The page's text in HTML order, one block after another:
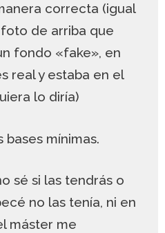
correcta (igual
de arriba que
fondo «fake», en
real y estaba en el
lo diría)
bases mínimas.
sé si las tendrás o
no las tenía, ni en
máster me